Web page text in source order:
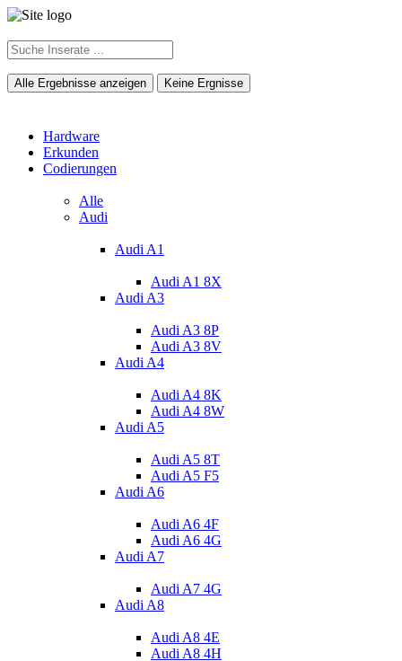
Alle Ergebnisse anzeigen Keine Ergnisse
Hardware
Erkunden
Codierungen
Alle
Audi
Audi A1
Audi A1 8X
Audi A3
Audi A3 8P
Audi A3 8V
Audi A4
Audi A4 8K
Audi A4 8W
Audi A5
Audi A5 8T
Audi A5 F5
Audi A6
Audi A6 4F
Audi A6 4G
Audi A7
Audi A7 4G
Audi A8
Audi A8 4E
Audi A8 4H